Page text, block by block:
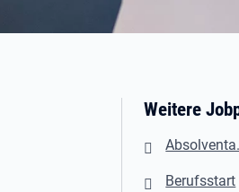
Weitere
Berufsstart